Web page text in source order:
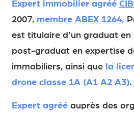
Expert immobilier agréé
2007, membre ABEX 1264,
est titulaire d’un graduat en
post-graduat en expertise
immobiliers, ainsi que la
drone classe 1A (A1 A2 A3).
Expert agréé auprès des